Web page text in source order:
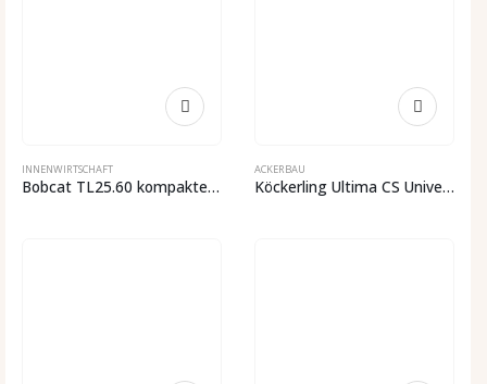
INNENWIRTSCHAFT
Bobcat TL25.60 kompakter Teleskoplader AGRI
ACKERBAU
Köckerling Ultima CS Universalsämaschine 3-6m